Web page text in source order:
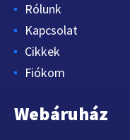
Rólunk
Kapcsolat
Cikkek
Fiókom
Webáruház